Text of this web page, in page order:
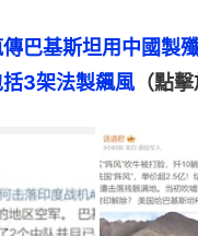
巴基斯坦用中國製
3架法製飆風 （點